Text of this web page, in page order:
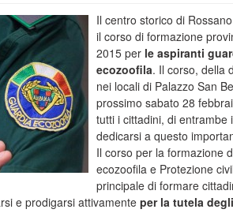
Il centro storico di
il corso di formazione
2015 per le aspiranti
ecozoofila. Il corso, della
nei locali di Palazzo San
prossimo sabato 28
tutti i cittadini, di entrambe
dedicarsi a questo
Il corso per la formazione
ecozoofila e Protezione
principale di formare
e prodigarsi attivamenteper la tutela